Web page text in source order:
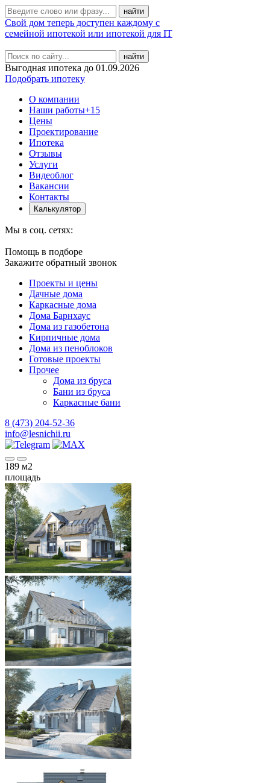
Свой дом теперь доступен каждому с
семейной ипотекой или ипотекой для IT
найти
Выгодная ипотека до 01.09.2026
Подобрать ипотеку
О компании
Наши работы+15
Цены
Проектирование
Ипотека
Отзывы
Услуги
Видеоблог
Вакансии
Контакты
Калькулятор
Мы в соц. сетях:
Помощь в подборе
Закажите обратный звонок
Проекты и цены
Дачные дома
Каркасные дома
Дома Барнхаус
Дома из газобетона
Кирпичные дома
Дома из пеноблоков
Готовые проекты
Прочее
Дома из бруса
Бани из бруса
Каркасные бани
8 (473) 204-52-36
info@lesnichii.ru
189 м2
площадь